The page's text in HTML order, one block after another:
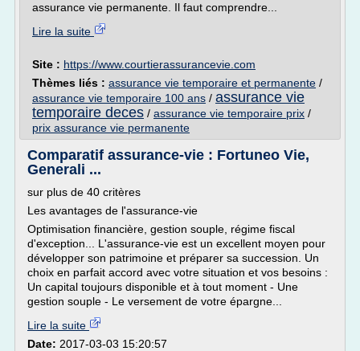
assurance vie permanente. Il faut comprendre...
Lire la suite
Site : https://www.courtierassurancevie.com
Thèmes liés : assurance vie temporaire et permanente /
assurance vie temporaire 100 ans / assurance vie
temporaire deces / assurance vie temporaire prix /
prix assurance vie permanente
Comparatif assurance-vie : Fortuneo Vie,
Generali ...
sur plus de 40 critères
Les avantages de l'assurance-vie
Optimisation financière, gestion souple, régime fiscal
d'exception... L'assurance-vie est un excellent moyen pour
développer son patrimoine et préparer sa succession. Un
choix en parfait accord avec votre situation et vos besoins :
Un capital toujours disponible et à tout moment - Une
gestion souple - Le versement de votre épargne...
Lire la suite
Date: 2017-03-03 15:20:57